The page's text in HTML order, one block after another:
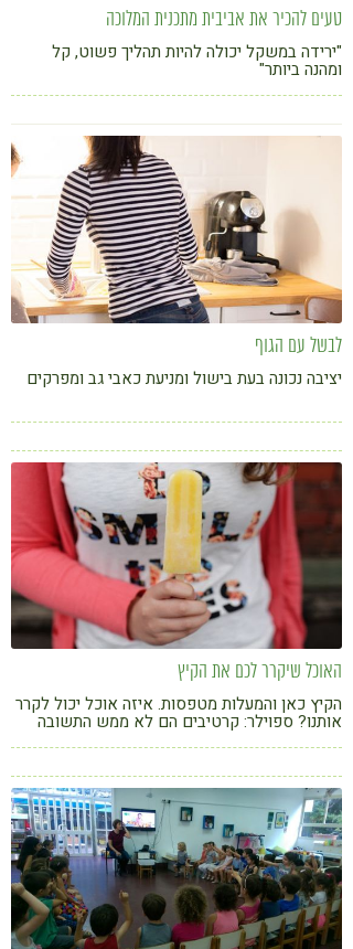
טעים להכיר את אביבית מתכנית המלוכה
"ירידה במשקל יכולה להיות תהליך פשוט, קל
ומהנה ביותר"
לבשל עם הגוף
יציבה נכונה בעת בישול ומניעת כאבי גב ומפרקים
האוכל שיקרר לכם את הקיץ
הקיץ כאן והמעלות מטפסות. איזה אוכל יכול לקרר
אותנו? ספוילר: קרטיבים הם לא ממש התשובה